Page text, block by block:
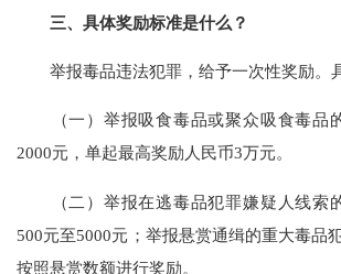
三、具体奖励标准是什么？
举报毒品违法犯罪，给予一次性奖励。
（一）举报吸食毒品或聚众吸食毒品
2000元，单起最高奖励人民币3万元。
（二）举报在逃毒品犯罪嫌疑人线索
500元至5000元；举报悬赏通缉的重大毒品
按照悬赏数额进行奖励。